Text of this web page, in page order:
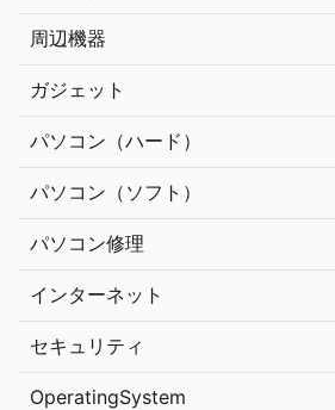
周辺機器
ガジェット
パソコン（ハード）
パソコン（ソフト）
パソコン修理
インターネット
セキュリティ
OperatingSystem